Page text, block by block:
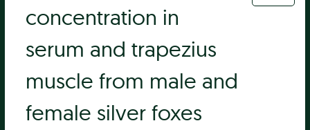
concentration in
serum and trapezius
muscle from male and
female silver foxes